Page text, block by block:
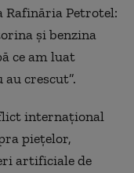
Petrotel:
și benzina
ce am luat
crescut”.
internațional
piețelor,
artificiale de